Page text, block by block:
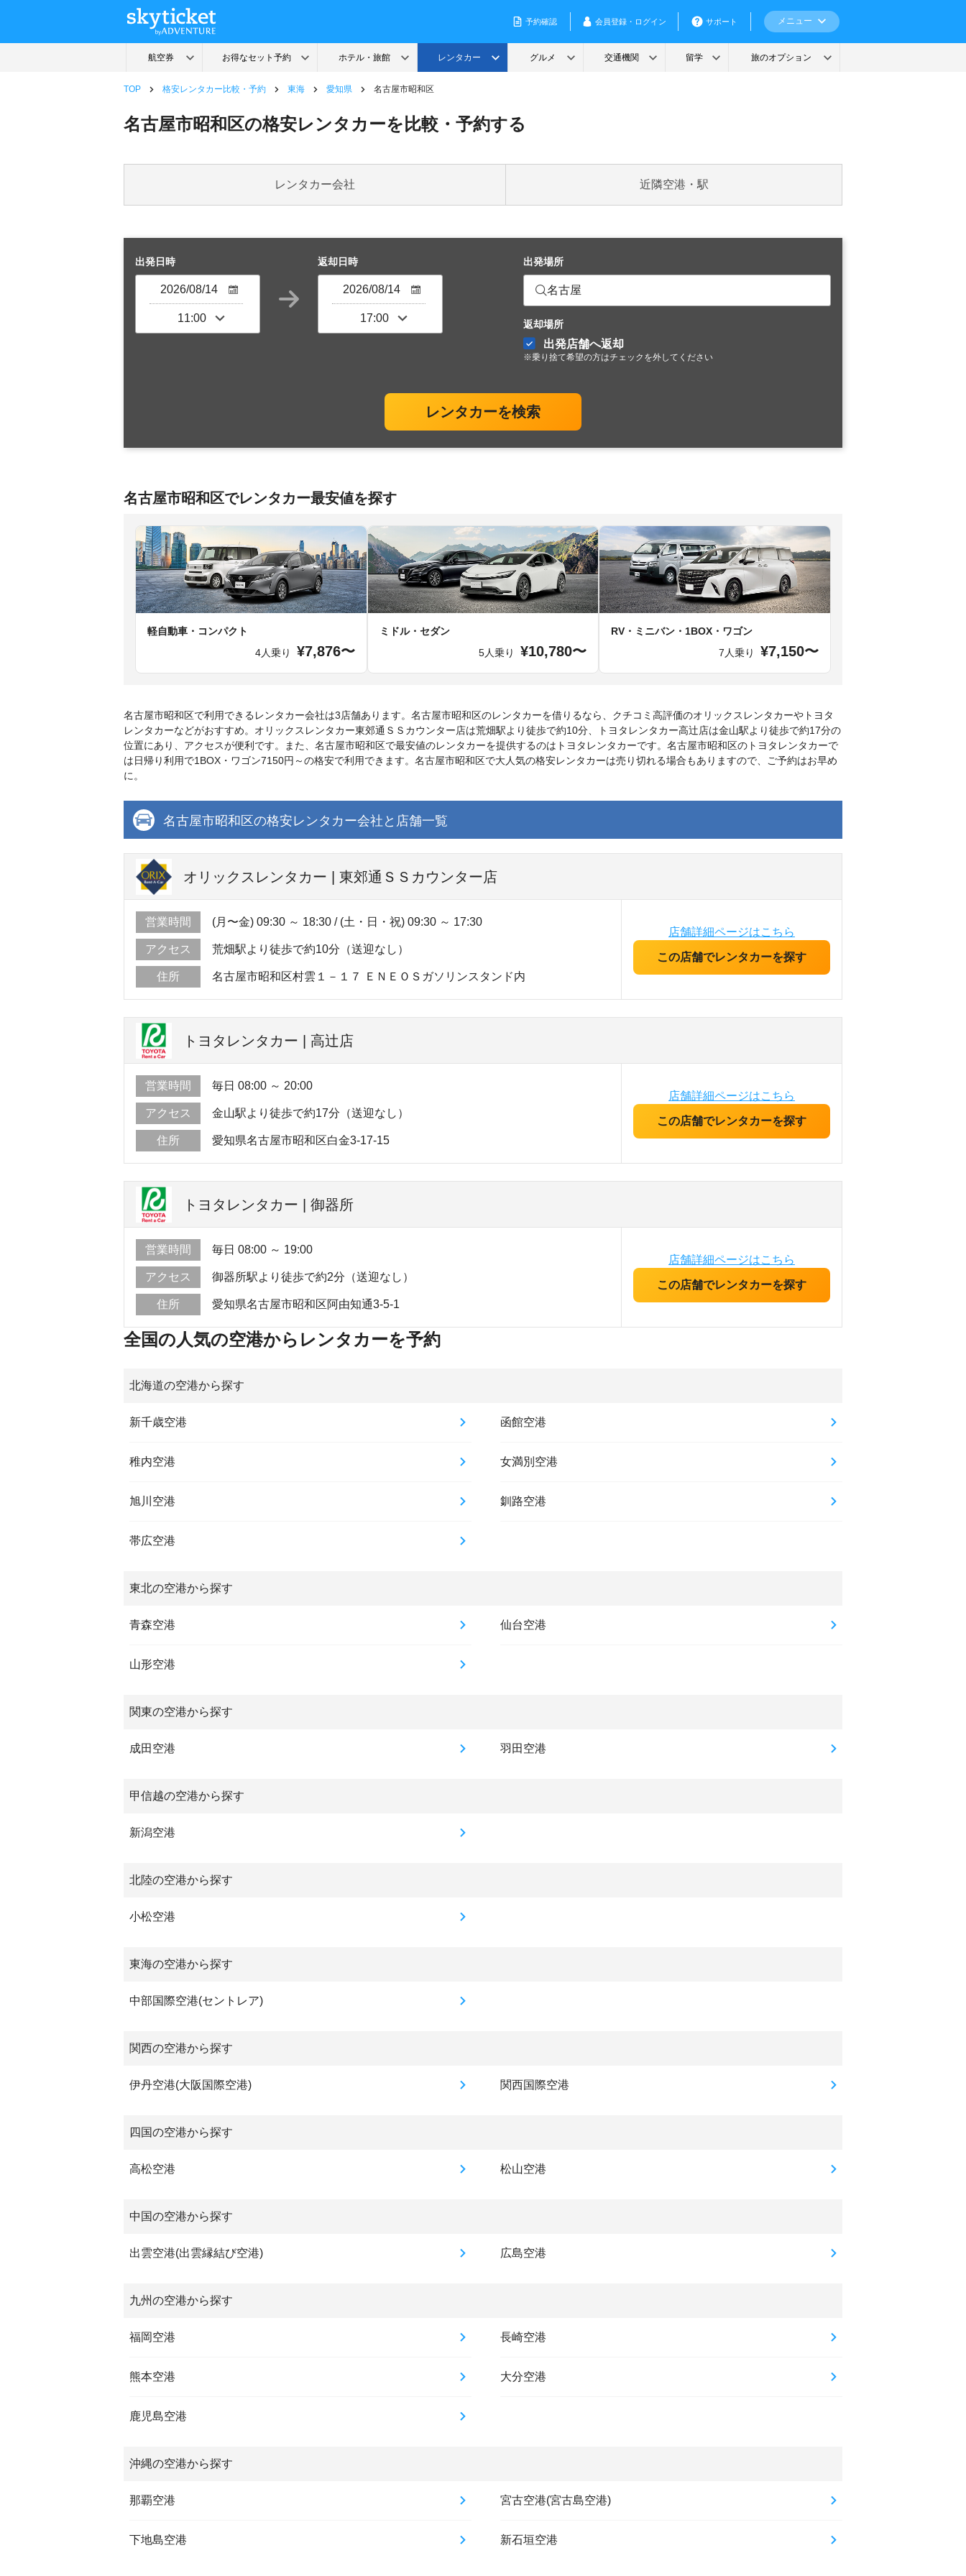
TOP 格安レンタカー比較・予約 東海 愛知県 名古屋市昭和区
名古屋市昭和区の格安レンタカーを比較・予約する
レンタカー会社 近隣空港・駅
出発日時 返却日時 出発場所
名古屋
返却場所
出発店舗へ返却
※乗り捨て希望の方はチェックを外してください
レンタカーを検索
名古屋市昭和区でレンタカー最安値を探す
軽自動車・コンパクト
4人乗り
¥7,876〜
ミドル・セダン
5人乗り
¥10,780〜
RV・ミニバン・1BOX・ワゴン
7人乗り
¥7,150〜
名古屋市昭和区で利用できるレンタカー会社は3店舗あります。名古屋市昭和区のレンタカーを借りるなら、クチコミ高評価のオリックスレンタカーやトヨタ
レンタカーなどがおすすめ。オリックスレンタカー東郊通ＳＳカウンター店は荒畑駅より徒歩で約10分、トヨタレンタカー高辻店は金山駅より徒歩で約17分の
位置にあり、アクセスが便利です。また、名古屋市昭和区で最安値のレンタカーを提供するのはトヨタレンタカーです。名古屋市昭和区のトヨタレンタカーで
は日帰り利用で1BOX・ワゴン7150円～の格安で利用できます。名古屋市昭和区で大人気の格安レンタカーは売り切れる場合もありますので、ご予約はお早め
に。
名古屋市昭和区の格安レンタカー会社と店舗一覧
オリックスレンタカー | 東郊通ＳＳカウンター店
営業時間 (月〜金) 09:30 ～ 18:30 / (土・日・祝) 09:30 ～ 17:30
アクセス 荒畑駅より徒歩で約10分（送迎なし）
住所 名古屋市昭和区村雲１－１７ ＥＮＥＯＳガソリンスタンド内
店舗詳細ページはこちら
この店舗でレンタカーを探す
トヨタレンタカー | 高辻店
営業時間 毎日 08:00 ～ 20:00
アクセス 金山駅より徒歩で約17分（送迎なし）
住所 愛知県名古屋市昭和区白金3-17-15
店舗詳細ページはこちら
この店舗でレンタカーを探す
トヨタレンタカー | 御器所
営業時間 毎日 08:00 ～ 19:00
アクセス 御器所駅より徒歩で約2分（送迎なし）
住所 愛知県名古屋市昭和区阿由知通3-5-1
店舗詳細ページはこちら
この店舗でレンタカーを探す
全国の人気の空港からレンタカーを予約
北海道の空港から探す
新千歳空港 函館空港
稚内空港 女満別空港
旭川空港 釧路空港
帯広空港
東北の空港から探す
青森空港 仙台空港
山形空港
関東の空港から探す
成田空港 羽田空港
甲信越の空港から探す
新潟空港
北陸の空港から探す
小松空港
東海の空港から探す
中部国際空港(セントレア)
関西の空港から探す
伊丹空港(大阪国際空港) 関西国際空港
四国の空港から探す
高松空港 松山空港
中国の空港から探す
出雲空港(出雲縁結び空港) 広島空港
九州の空港から探す
福岡空港 長崎空港
熊本空港 大分空港
鹿児島空港
沖縄の空港から探す
那覇空港 宮古空港(宮古島空港)
下地島空港 新石垣空港